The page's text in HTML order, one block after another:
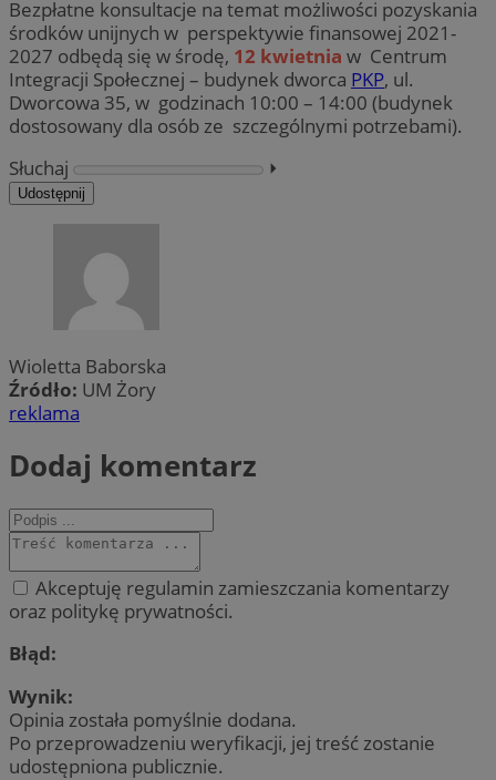
Bezpłatne konsultacje na temat możliwości pozyskania
środków unijnych w perspektywie finansowej 2021-
2027 odbędą się w środę, 12 kwietnia w Centrum
Integracji Społecznej – budynek dworca PKP, ul.
Dworcowa 35, w godzinach 10:00 – 14:00 (budynek
dostosowany dla osób ze szczególnymi potrzebami).
Słuchaj
⏵︎
Udostępnij
Wioletta Baborska
Źródło: UM Żory
reklama
Dodaj komentarz
Akceptuję regulamin zamieszczania komentarzy
oraz politykę prywatności.
Błąd:
Wynik:
Opinia została pomyślnie dodana.
Po przeprowadzeniu weryfikacji, jej treść zostanie
udostępniona publicznie.